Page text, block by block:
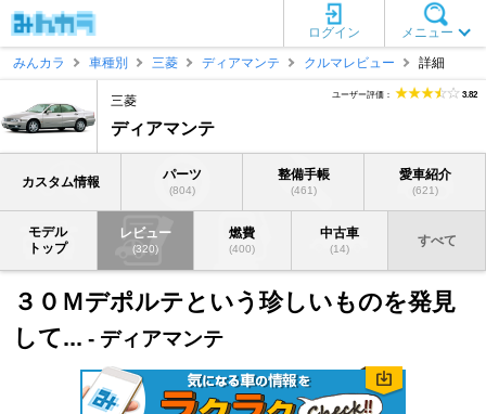
メニュー
ログイン
みんカラ
車種別 三菱 ディアマンテ クルマレビュー 詳細
三菱
ディアマンテ
ユーザー評価： 3.82
カスタム情報 パーツ
(804)
整備手帳
(461)
愛車紹介
(621)
モデル
トップ
レビュー
(320)
燃費
(400)
中古車
(14)
すべて
３０Ｍデポルテという珍しいものを発見
して... - ディアマンテ